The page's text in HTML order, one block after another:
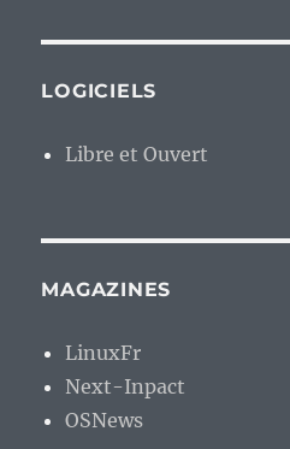
LOGICIELS
Libre et Ouvert
MAGAZINES
LinuxFr
Next-Inpact
OSNews